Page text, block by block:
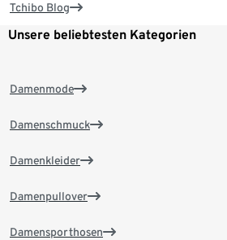
Tchibo Blog
Unsere beliebtesten Kategorien
Damenmode
Damenschmuck
Damenkleider
Damenpullover
Damensporthosen